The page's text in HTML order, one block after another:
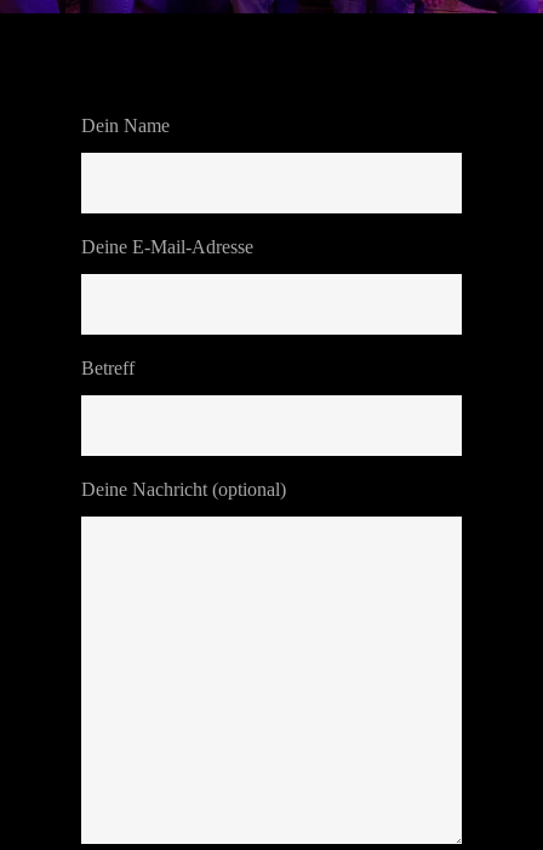
Dein Name
Deine E-Mail-Adresse
Betreff
Deine Nachricht (optional)